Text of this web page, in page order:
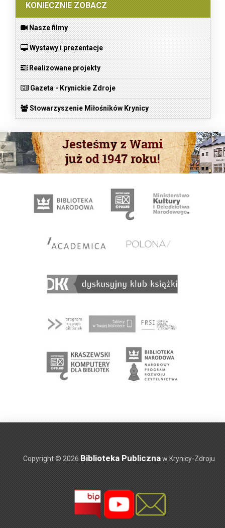
KONIECZNIE ZOBACZ
Nasze filmy
Wystawy i prezentacje
Realizowane projekty
Gazeta - Krynickie Zdroje
Stowarzyszenie Miłośników Krynicy
Copyright © 2026 Biblioteka Publicznaw Krynicy-Zdroju